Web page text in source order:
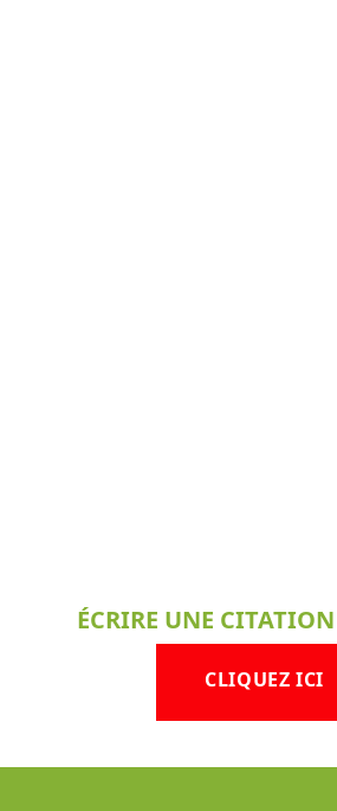
ÉCRIRE UNE
CLIQUEZ ICI